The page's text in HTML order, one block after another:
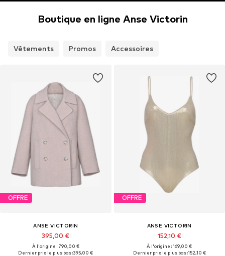
Boutique en ligne Anse Victorin
Vêtements Promos Accessoires
OFFRE
ANSE VICTORIN
395,00 €
À l'origine : 790,00 €
Dernier prix le plus bas :395,00 €
OFFRE
ANSE VICTORIN
152,10 €
À l'origine : 169,00 €
Dernier prix le plus bas :152,10 €